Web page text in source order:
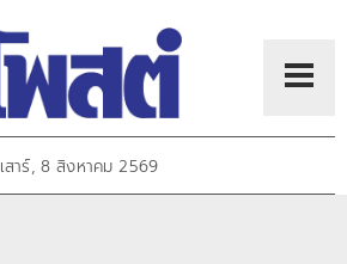
เสาร์, 8 สิงหาคม 2569